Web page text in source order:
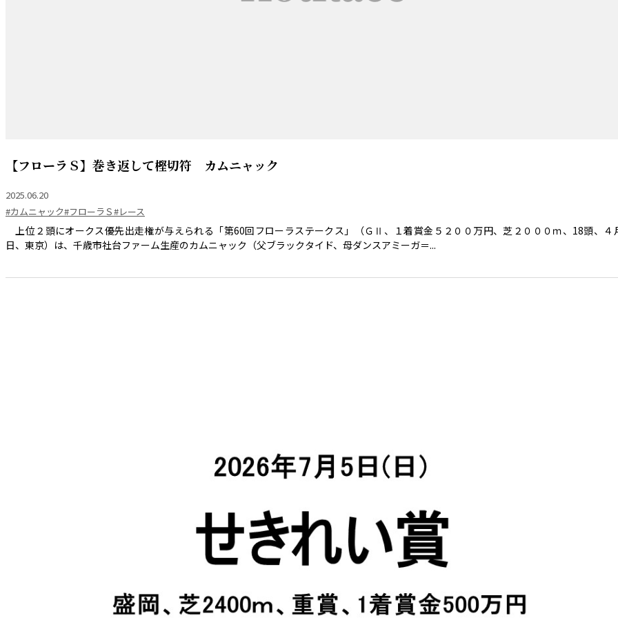
【フローラＳ】巻き返して樫切符 カムニャック
2025.06.20
#カムニャック#フローラＳ#レース
上位２頭にオークス優先出走権が与えられる「第60回フローラステークス」（ＧⅡ、１着賞金５２００万円、芝２０００ｍ、18頭、４
日、東京）は、千歳市社台ファーム生産のカムニャック（父ブラックタイド、母ダンスアミーガ＝...